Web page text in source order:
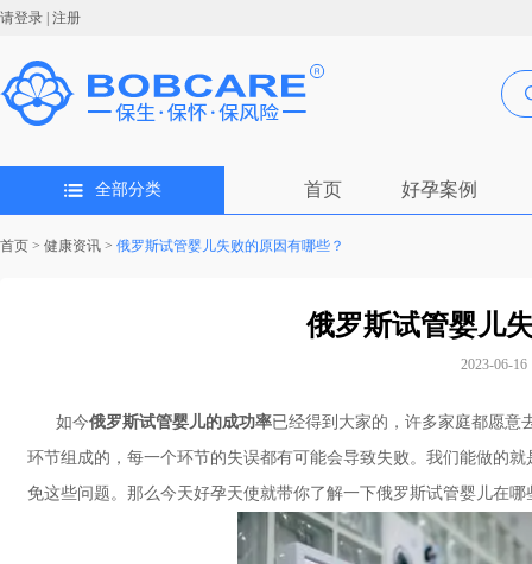
请登录 | 注册
全部分类 首页 好孕案例
首页 > 健康资讯 > 俄罗斯试管婴儿失败的原因有哪些？
俄罗斯试管婴儿
2023-06-16
如今俄罗斯试管婴儿的成功率已经得到大家的，许多家庭都愿意
环节组成的，每一个环节的失误都有可能会导致失败。我们能做的
免这些问题。那么今天好孕天使就带你了解一下俄罗斯试管婴儿在哪